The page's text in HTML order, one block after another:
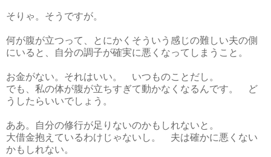
そりゃ。そうですが。
何が腹が立つって、とにかくそういう感じの難しい夫の側
にいると、自分の調子が確実に悪くなってしまうこと。
お金がない。それはいい。 いつものことだし。
でも、私の体が腹が立ちすぎて動かなくなるんです。 ど
うしたらいいでしょう。
ああ。自分の修行が足りないのかもしれないと。
大借金抱えているわけじゃないし。 夫は確かに悪くない
かもしれない。